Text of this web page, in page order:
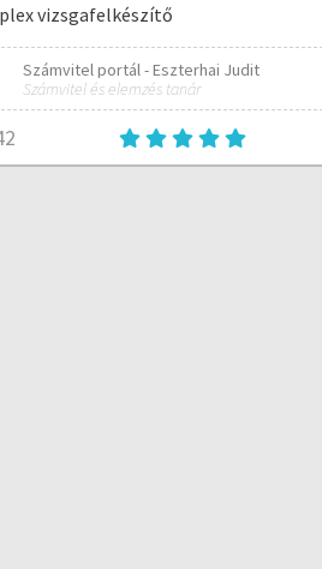
vizsgafelkészítő
Számvitel portál - Eszterhai Judit
Számvitel és elemzés tanár